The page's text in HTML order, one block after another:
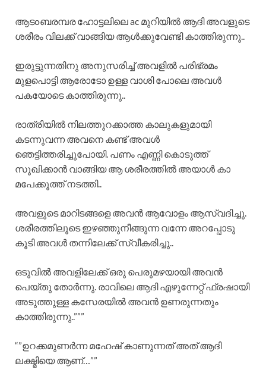
ആടoബരമ്പര ഹോട്ടലിലെ ac മുറിയിൽ ആദി അവളുടെ
ശരീരം വിലക്ക് വാങ്ങിയ ആൾക്കുവേണ്ടി കാത്തിരുന്നു..
ഇരുട്ടുന്നതിനു അനുസരിച്ച് അവളിൽ പരിഭ്രമം
മുളപൊട്ടി ആരോടോ ഉള്ള വാശി പോലെ അവൾ
പകയോടെ കാത്തിരുന്നു..
രാത്രിയിൽ നിലത്തുറക്കാത്ത കാലുകളുമായി
കടന്നുവന്ന അവനെ കണ്ട് അവൾ
ഞെട്ടിത്തരിച്ചുപോയി. പണം എണ്ണി കൊടുത്ത്
സൂഖിക്കാൻ വാങ്ങിയ ആ ശരീരത്തിൽ അയാൾ കാ
മപേക്കൂത്ത് നടത്തി..
അവളുടെ മാറിടങ്ങളെ അവൻ ആവോളം ആസ്വദിച്ചു.
ശരീരത്തിലൂടെ ഇഴഞ്ഞുനീങ്ങുന്ന വന്നേ അറപ്പോടു
കൂടി അവൾ തന്നിലേക്ക് സ്വീകരിച്ചു..
ഒടുവിൽ അവളിലേക്ക് ഒരു പെരുമഴയായി അവൻ
പെയ്തു തോർന്നു. രാവിലെ ആദി എഴുന്നേറ്റ് ഫ്രഷായി
അടുത്തുള്ള കസേരയിൽ അവൻ ഉണരുന്നതും
കാത്തിരുന്നു..”””
“”ഉറക്കമുണർന്ന മഹേഷ് കാണുന്നത് അത് ആദി
ലക്ഷ്മിയെ ആണ്…””